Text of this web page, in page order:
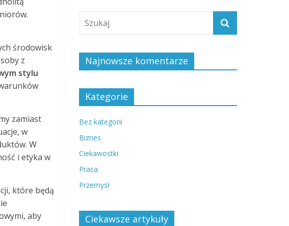
środowisk
z
stylu
zamiast
w
W
i etyka w
które będą
aby
Najnowsze komentarze
Kategorie
Bez kategorii
Biznes
Ciekawostki
Praca
Przemysł
Ciekawsze artykuły